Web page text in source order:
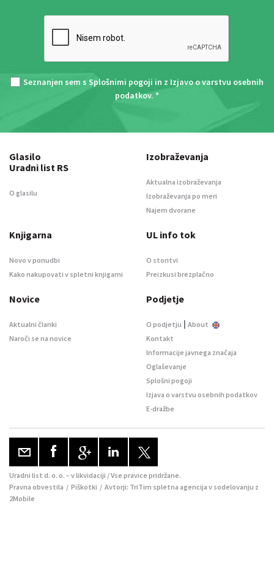
Seznanjen sem s Splošnimi pogoji in z Izjavo o varstvu osebnih
podatkov. *
Glasilo
Uradni list RS
O glasilu
Izobraževanja
Aktualna izobraževanja
Izobraževanja po meri
Najem dvorane
Knjigarna
Novo v ponudbi
Kako nakupovati v spletni knjigarni
UL info tok
O storitvi
Preizkusi brezplačno
Novice
Aktualni članki
Naroči se na novice
Podjetje
O podjetju | About
Kontakt
Informacije javnega značaja
Oglaševanje
Splošni pogoji
Izjava o varstvu osebnih podatkov
E-dražbe
Uradni list d. o. o. – v likvidaciji / Vse pravice pridržane.
Pravna obvestila / Piškotki / Avtorji: TriTim spletna agencija v sodelovanju z
2Mobile